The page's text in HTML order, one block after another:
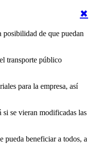
✖
posibilidad de que puedan
transporte público
para la empresa, así
si se vieran modificadas las
pueda beneficiar a todos, a